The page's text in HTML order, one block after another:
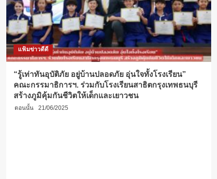
แฟ้มข่าวดีดี
“รู้เท่าทันอุบัติภัย อยู่บ้านปลอดภัย อุ่นใจทั้งโรงเรียน”
คณะกรรมาธิการฯ. ร่วมกับโรงเรียนสาธิตกรุงเทพธนบุรี
สร้างภูมิคุ้มกันชีวิตให้เด็กและเยาวชน
ตอนนั้น 21/06/2025